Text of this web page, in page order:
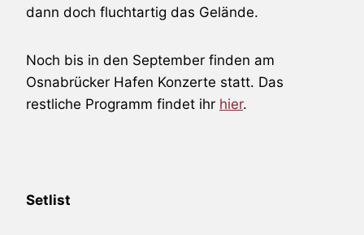
dann doch fluchtartig das Gelände.
Noch bis in den September finden am
Osnabrücker Hafen Konzerte statt. Das
restliche Programm findet ihr hier.
Setlist